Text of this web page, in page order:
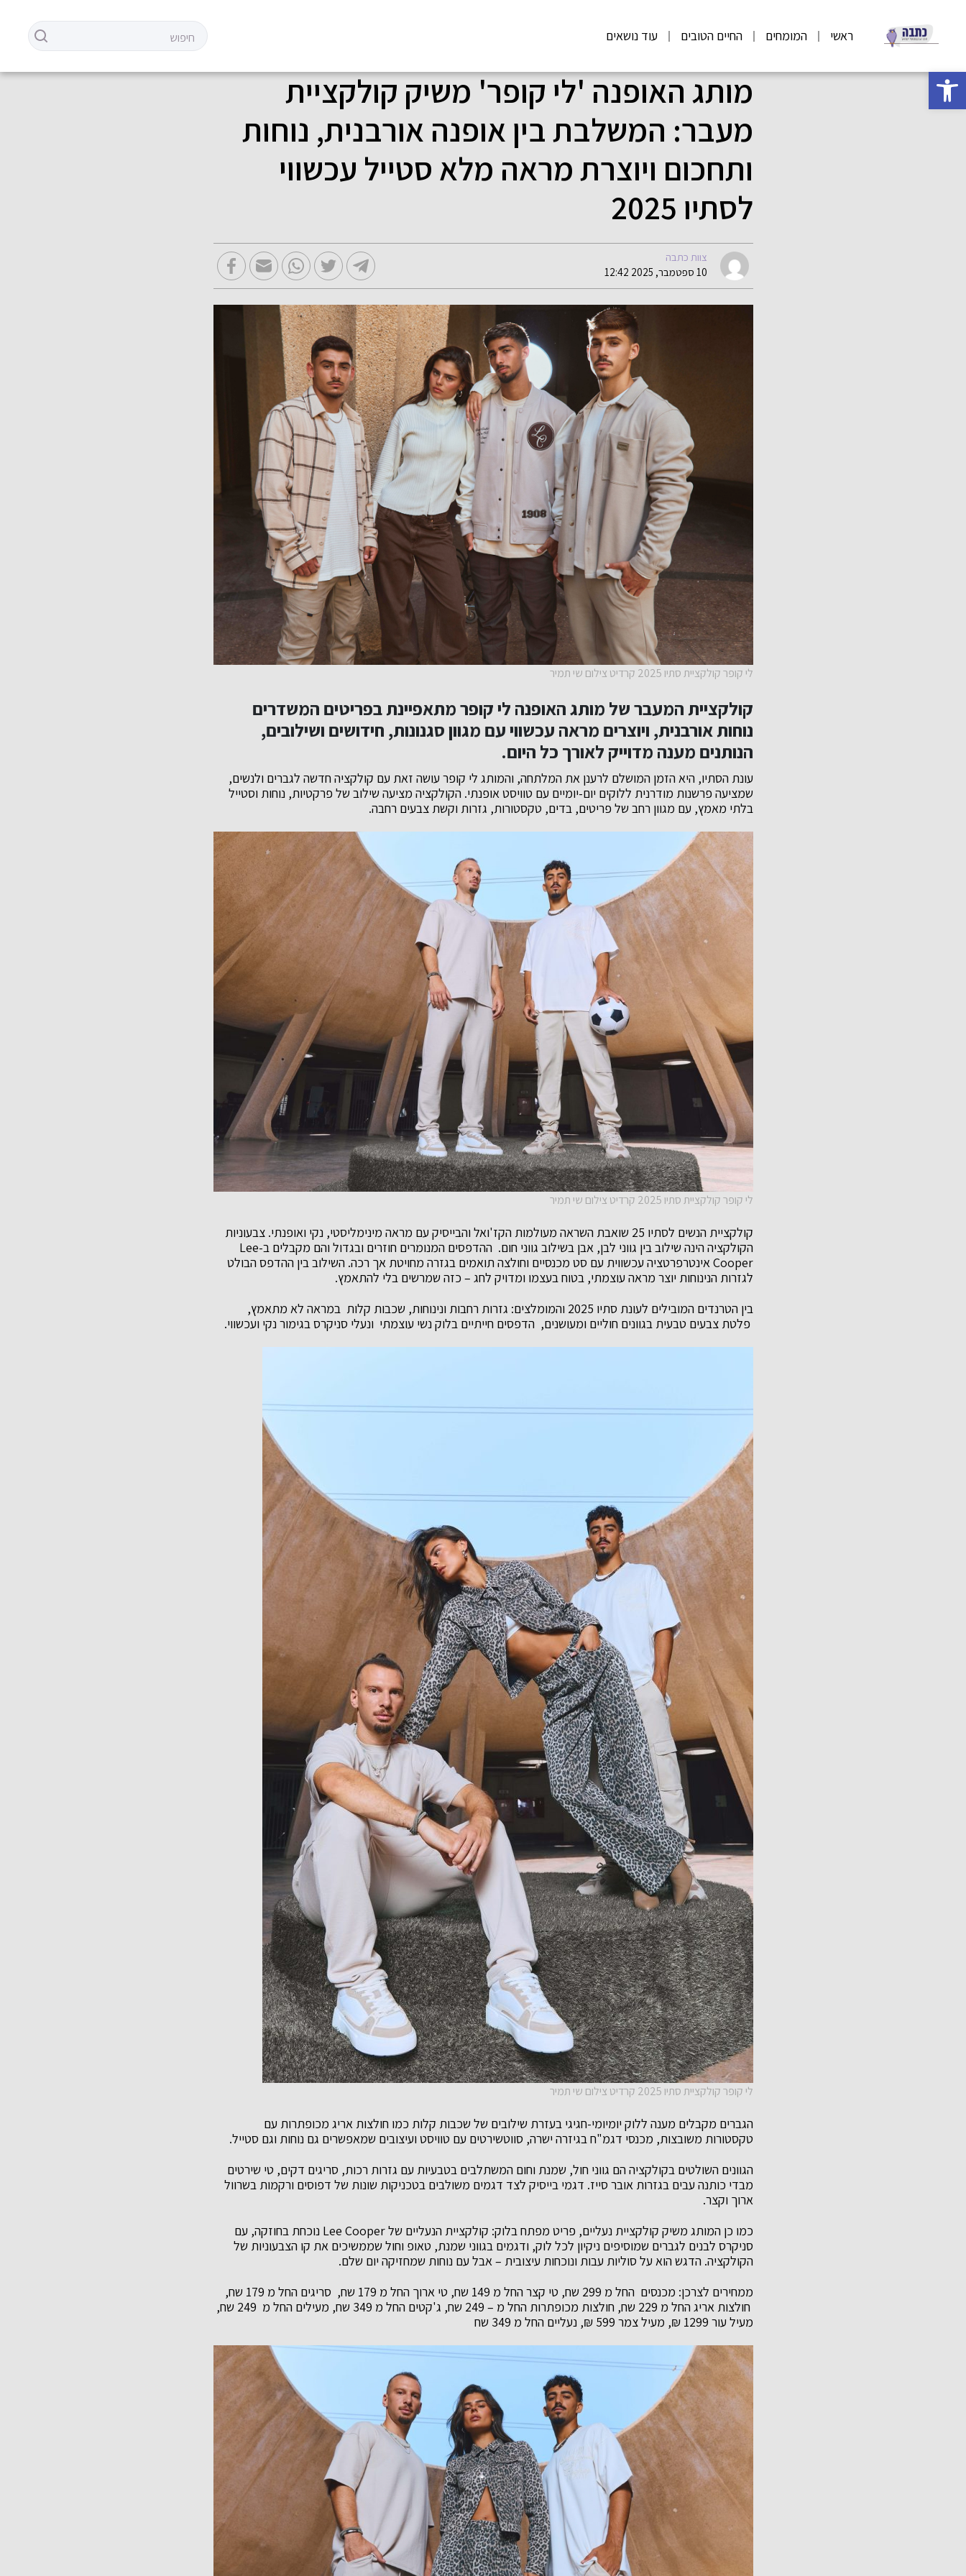
פתח סרגל נגישות
ראשי המומחים החיים הטובים עוד נושאים
מותג האופנה 'לי קופר' משיק קולקציית
מעבר: המשלבת בין אופנה אורבנית, נוחות
ותחכום ויוצרת מראה מלא סטייל עכשווי
לסתיו 2025
צוות כתבה
10 ספטמבר, 2025 12:42
לי קופר קולקציית סתיו 2025 קרדיט צילום שי תמיר
קולקציית המעבר של מותג האופנה לי קופרמתאפיינת בפריטים המשדרים
נוחות אורבנית, ויוצרים מראה עכשווי עם מגוון סגנונות, חידושים ושילובים,
הנותנים מענה מדוייק לאורך כל היום.
עונת הסתיו, היא הזמן המושלם לרענן את המלתחה, והמותג לי קופר עושה זאת עם קולקציה חדשה לגברים ולנשים,
שמציעה פרשנות מודרנית ללוקים יום-יומיים עם טוויסט אופנתי. הקולקציה מציעה שילוב של פרקטיות, נוחות וסטייל
בלתי מאמץ, עם מגוון רחב של פריטים, בדים, טקסטורות, גזרות וקשת צבעים רחבה.
לי קופר קולקציית סתיו 2025 קרדיט צילום שי תמיר
קולקציית הנשים לסתיו 25 שואבת השראה מעולמות הקז'ואל והבייסיק עם מראה מינימליסטי, נקי ואופנתי. צבעוניות
הקולקציה הינה שילוב בין גווני לבן, אבן בשילוב גווני חום. ההדפסים המנומרים חוזרים ובגדול והם מקבלים ב-Lee
Cooper אינטרפרטציה עכשווית עם סט מכנסיים וחולצה תואמים בגזרה מחויטת אך רכה. השילוב בין ההדפס הבולט
לגזרות הנינוחות יוצר מראה עוצמתי, בטוח בעצמו ומדויק לחג – כזה שמרשים בלי להתאמץ.
בין הטרנדים המובילים לעונת סתיו 2025 והמומלצים: גזרות רחבות ונינוחות, שכבות קלות במראה לא מתאמץ,
פלטת צבעים טבעית בגוונים חוליים ומעושנים, הדפסים חייתיים בלוק נשי עוצמתי ונעלי סניקרס בגימור נקי ועכשווי.
לי קופר קולקציית סתיו 2025 קרדיט צילום שי תמיר
הגברים מקבלים מענה ללוק יומיומי-חגיגי בעזרת שילובים של שכבות קלות כמו חולצות אריג מכופתרות עם
טקסטורות משובצות, מכנסי דגמ"ח בגיזרה ישרה, סווטשירטים עם טוויסט ועיצובים שמאפשרים גם נוחות וגם סטייל.
הגוונים השולטים בקולקציה הם גווני חול, שמנת וחום המשתלבים בטבעיות עם גזרות רכות, סריגים דקים, טי שירטים
מבדי כותנה עבים בגזרות אובר סייז. דגמי בייסיק לצד דגמים משולבים בטכניקות שונות של דפוסים ורקמות בשרוול
ארוך וקצר.
כמו כן המותג משיק קולקציית נעליים, פריט מפתח בלוק: קולקציית הנעליים של Lee Cooper נוכחת בחוזקה, עם
סניקרס לבנים לגברים שמוסיפים ניקיון לכל לוק, ודגמים בגווני שמנת, טאופ וחול שממשיכים את קו הצבעוניות של
הקולקציה. הדגש הוא על סוליות עבות ונוכחות עיצובית – אבל עם נוחות שמחזיקה יום שלם.
ממחירים לצרכן: מכנסים החל מ 299 שח, טי קצר החל מ 149 שח, טי ארוך החל מ 179 שח, סריגים החל מ 179 שח,
חולצות אריג החל מ 229 שח, חולצות מכופתרות החל מ – 249 שח, ג'קטים החל מ 349 שח, מעילים החל מ 249 שח,
מעיל עור 1299 ₪, מעיל צמר 599 ₪, נעליים החל מ 349 שח